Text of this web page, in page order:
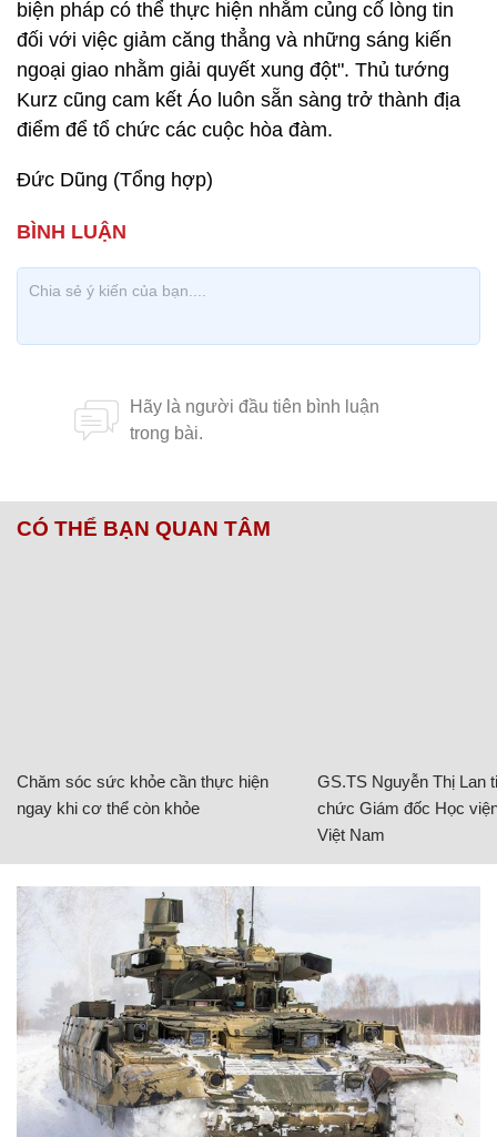
biện pháp có thể thực hiện nhằm củng cố lòng tin
đối với việc giảm căng thẳng và những sáng kiến
ngoại giao nhằm giải quyết xung đột". Thủ tướng
Kurz cũng cam kết Áo luôn sẵn sàng trở thành địa
điểm để tổ chức các cuộc hòa đàm.
Đức Dũng (Tổng hợp)
CÓ THỂ BẠN QUAN TÂM
Chăm sóc sức khỏe cần thực hiện
ngay khi cơ thể còn khỏe
GS.TS Nguyễn Thị Lan
chức Giám đốc Học
Việt Nam